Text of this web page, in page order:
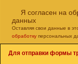
Я согласен на
данных
Оставляя свои данные в
обработку персональных
Для отправки формы